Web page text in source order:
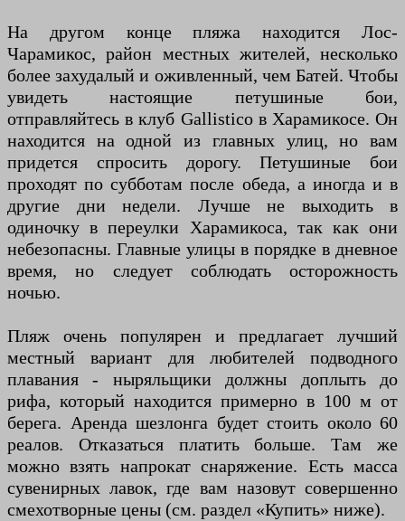
На другом конце пляжа находится Лос-
Чарамикос, район местных жителей, несколько
более захудалый и оживленный, чем Батей. Чтобы
увидеть настоящие петушиные бои,
отправляйтесь в клуб Gallistico в Харамикосе. Он
находится на одной из главных улиц, но вам
придется спросить дорогу. Петушиные бои
проходят по субботам после обеда, а иногда и в
другие дни недели. Лучше не выходить в
одиночку в переулки Харамикоса, так как они
небезопасны. Главные улицы в порядке в дневное
время, но следует соблюдать осторожность
ночью.
Пляж очень популярен и предлагает лучший
местный вариант для любителей подводного
плавания - ныряльщики должны доплыть до
рифа, который находится примерно в 100 м от
берега. Аренда шезлонга будет стоить около 60
реалов. Отказаться платить больше. Там же
можно взять напрокат снаряжение. Есть масса
сувенирных лавок, где вам назовут совершенно
смехотворные цены (см. раздел «Купить» ниже).